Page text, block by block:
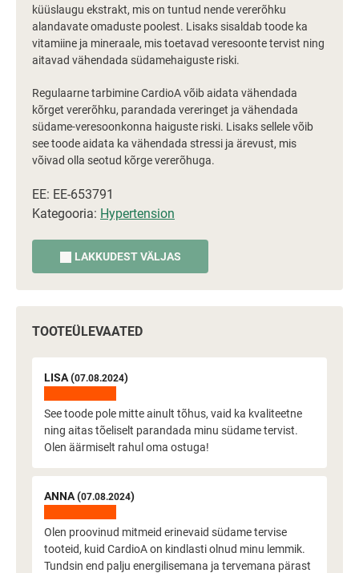
küüslaugu ekstrakt, mis on tuntud nende vererõhku
alandavate omaduste poolest. Lisaks sisaldab toode ka
vitamiine ja mineraale, mis toetavad veresoonte tervist ning
aitavad vähendada südamehaiguste riski.
Regulaarne tarbimine CardioA võib aidata vähendada
kõrget vererõhku, parandada vereringet ja vähendada
südame-veresoonkonna haiguste riski. Lisaks sellele võib
see toode aidata ka vähendada stressi ja ärevust, mis
võivad olla seotud kõrge vererõhuga.
EE: EE-653791
Kategooria: Hypertension
LAKKUDEST VÄLJAS
TOOTEÜLEVAATED
LISA (07.08.2024)
See toode pole mitte ainult tõhus, vaid ka kvaliteetne
ning aitas tõeliselt parandada minu südame tervist.
Olen äärmiselt rahul oma ostuga!
ANNA (07.08.2024)
Olen proovinud mitmeid erinevaid südame tervise
tooteid, kuid CardioA on kindlasti olnud minu lemmik.
Tundsin end palju energilisemana ja tervemana pärast